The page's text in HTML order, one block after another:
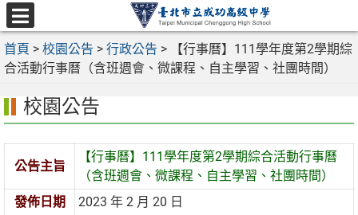
跳
至
主
要
區
選
單
首頁 > 校園公告 > 行政公告 >
【行事曆】111學年度第2學期綜
合活動行事曆（含班週會、微課程、自主學習、社團時間）
校園公告
公告主旨
【行事曆】111學年度第2學期綜合活動行事曆
（含班週會、微課程、自主學習、社團時間）
發佈日期
2023 年 2 月 20 日